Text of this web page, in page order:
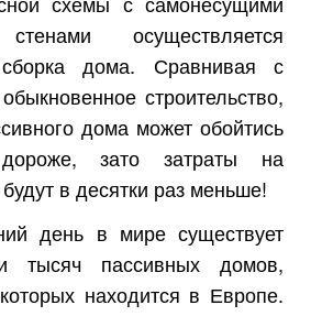
осуществляется
дома. Сравнивая с
строительство,
дома может обойтись
зато затраты на
в десятки раз меньше!
день в мире существует
тысяч пассивных домов,
находится в Европе.